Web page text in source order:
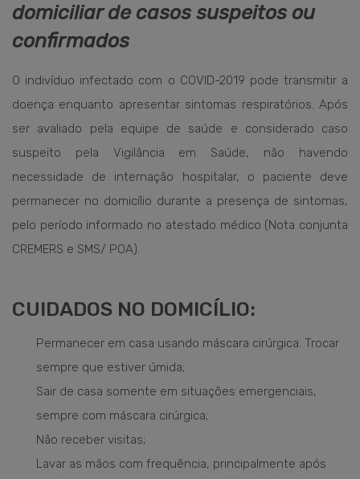
domiciliar de casos suspeitos ou
confirmados
O indivíduo infectado com o COVID-2019 pode transmitir a
doença enquanto apresentar sintomas respiratórios. Após
ser avaliado pela equipe de saúde e considerado caso
suspeito pela Vigilância em Saúde, não havendo
necessidade de internação hospitalar, o paciente deve
permanecer no domicílio durante a presença de sintomas,
pelo período informado no atestado médico (Nota conjunta
CREMERS e SMS/ POA).
CUIDADOS NO DOMICÍLIO:
Permanecer em casa usando máscara cirúrgica. Trocar
sempre que estiver úmida;
Sair de casa somente em situações emergenciais,
sempre com máscara cirúrgica;
Não receber visitas;
Lavar as mãos com frequência, principalmente após